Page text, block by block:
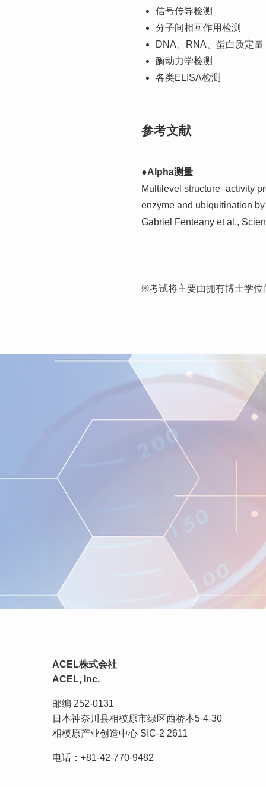
信号传导检测
分子间相互作用检测
DNA、RNA、蛋白质定量
酶动力学检测
各类ELISA检测
参考文献
●Alpha测量
Multilevel structure–activity
enzyme and ubiquitination
Gabriel Fenteany et al.,
※考试将主要由拥有博士学位
ACEL株式会社
ACEL, Inc.
邮编 252-0131
日本神奈川县相模原市绿区西桥本5-4-30
相模原产业创造中心 SIC-2 2611
电话：+81-42-770-9482